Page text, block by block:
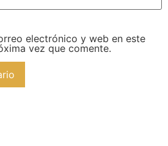
electrónico y web en este
vez que comente.